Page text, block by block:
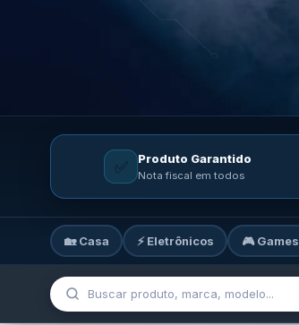
✅ Produto Garantido
Nota fiscal em todos
🏡 Casa ⚡ Eletrônicos 🎮 Games